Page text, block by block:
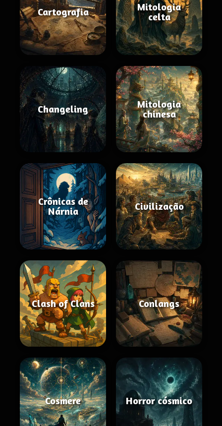
Cartografia
Mitologia
celta
Changeling
Mitologia
chinesa
Crônicas de
Nárnia
Civilização
Clash of Clans Conlangs
Cosmere Horror cósmico